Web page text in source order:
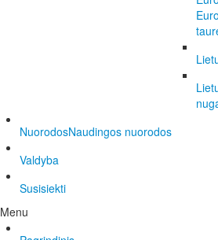
NuorodosNaudingos nuorodos
Valdyba
Susisiekti
Menu